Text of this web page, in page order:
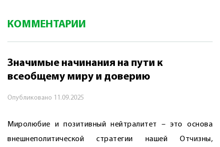
КОММЕНТАРИИ
Значимые начинания на пути к
всеобщему миру и доверию
Опубликовано 11.09.2025
Миролюбие и позитивный нейтралитет – это основа
внешнеполитической стратегии нашей Отчизны,